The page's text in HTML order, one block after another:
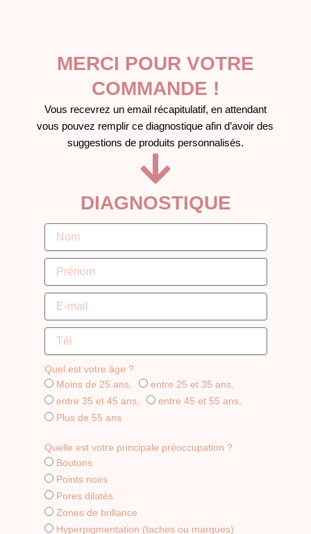
MERCI POUR VOTRE
COMMANDE !
Vous recevrez un email récapitulatif, en attendant
vous pouvez remplir ce diagnostique afin d’avoir des
suggestions de produits personnalisés.
DIAGNOSTIQUE
Quel est votre âge ?
Moins de 25 ans,
entre 25 et 35 ans,
entre 35 et 45 ans,
entre 45 et 55 ans,
Plus de 55 ans
Quelle est votre principale préoccupation ?
Boutons
Points noirs
Pores dilatés
Zones de brillance
Hyperpigmentation (taches ou marques)